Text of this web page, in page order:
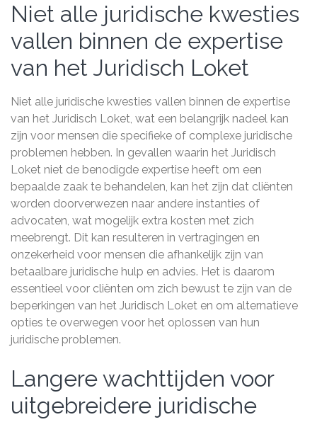
Niet alle juridische kwesties
vallen binnen de expertise
van het Juridisch Loket
Niet alle juridische kwesties vallen binnen de expertise
van het Juridisch Loket, wat een belangrijk nadeel kan
zijn voor mensen die specifieke of complexe juridische
problemen hebben. In gevallen waarin het Juridisch
Loket niet de benodigde expertise heeft om een
bepaalde zaak te behandelen, kan het zijn dat cliënten
worden doorverwezen naar andere instanties of
advocaten, wat mogelijk extra kosten met zich
meebrengt. Dit kan resulteren in vertragingen en
onzekerheid voor mensen die afhankelijk zijn van
betaalbare juridische hulp en advies. Het is daarom
essentieel voor cliënten om zich bewust te zijn van de
beperkingen van het Juridisch Loket en om alternatieve
opties te overwegen voor het oplossen van hun
juridische problemen.
Langere wachttijden voor
uitgebreidere juridische